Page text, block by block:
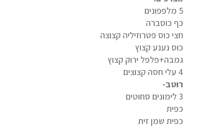
5 מלפפונים
כף כוסברה
חצי כוס פטרוזיליה קצוצה
כוס נענע קצוץ
גמבה+פלפל ירוק קצוץ
4 עלי חסה קצוצים
רוטב-
3 לימונים סחוטים
כפית
כפית שמן זית